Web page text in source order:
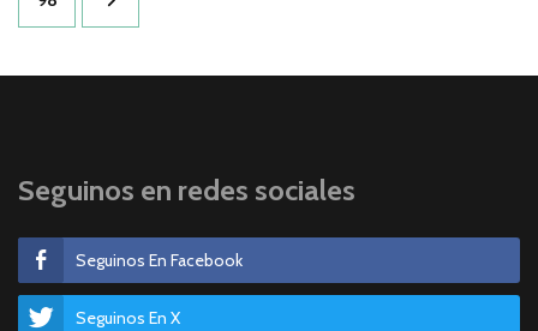
Seguinos en redes sociales
Seguinos En Facebook
Seguinos En X